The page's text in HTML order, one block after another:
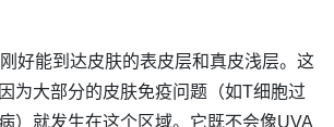
好能到达皮肤的表皮层和真皮浅层。这
为大部分的皮肤免疫问题（如T细胞过
）就发生在这个区域。它既不会像UVA